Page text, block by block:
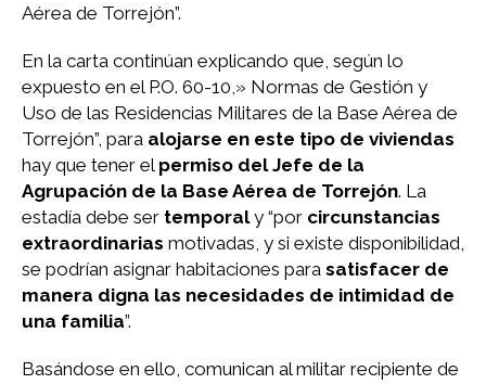
Aérea de Torrejón”.
En la carta continúan explicando que, según lo
expuesto en el P.O. 60-10,» Normas de Gestión y
Uso de las Residencias Militares de la Base Aérea de
Torrejón”, para alojarse en este tipo de viviendas
hay que tener el permiso del Jefe de la
Agrupación de la Base Aérea de Torrejón. La
estadía debe ser temporaly “por circunstancias
extraordinarias motivadas, y si existe disponibilidad,
se podrían asignar habitaciones para satisfacer de
manera digna las necesidades de intimidad de
una familia”.
Basándose en ello, comunican al militar recipiente de